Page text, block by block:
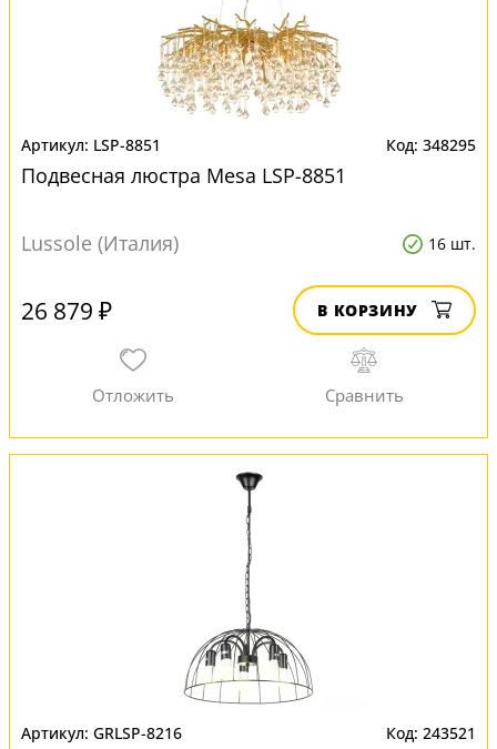
LSP-8851 348295
Подвесная люстра Mesa LSP-8851
Lussole (Италия) 16 шт.
26 879 ₽ В КОРЗИНУ
GRLSP-8216 243521